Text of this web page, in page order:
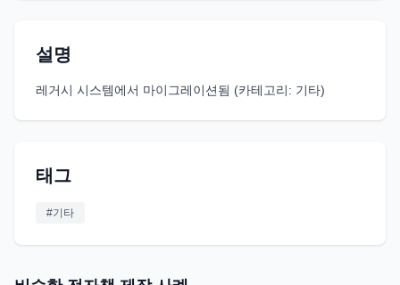
설명
레거시 시스템에서 마이그레이션됨 (카테고리: 기타)
태그
#기타